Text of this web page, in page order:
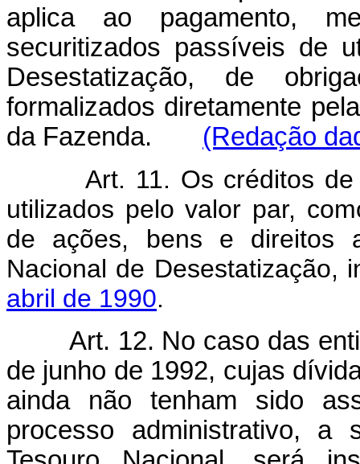
aplica ao pagamento,
securitizados passíveis de
Desestatização, de
formalizados diretamente
da Fazenda. (Redação
Art. 11. Os créditos
utilizados pelo valor par,
de ações, bens e direitos
Nacional de Desestatização,
abril de 1990.
Art. 12. No caso das
de junho de 1992, cujas
ainda não tenham sido
processo administrativo, a